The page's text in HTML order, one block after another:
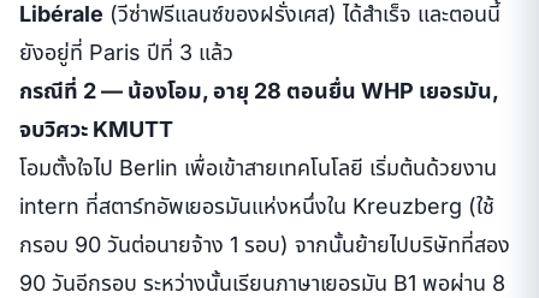
Libérale (วีซ่าฟรีแลนซ์ของฝรั่งเศส) ได้สำเร็จ และตอนนี้
ยังอยู่ที่ Paris ปีที่ 3 แล้ว
กรณีที่ 2 — น้องโอม, อายุ 28 ตอนยื่น WHP เยอรมัน,
จบวิศวะ KMUTT
โอมตั้งใจไป Berlin เพื่อเข้าสายเทคโนโลยี เริ่มต้นด้วยงาน
intern ที่สตาร์ทอัพเยอรมันแห่งหนึ่งใน Kreuzberg (ใช้
กรอบ 90 วันต่อนายจ้าง 1 รอบ) จากนั้นย้ายไปบริษัทที่สอง
90 วันอีกรอบ ระหว่างนั้นเรียนภาษาเยอรมัน B1 พอผ่าน 8